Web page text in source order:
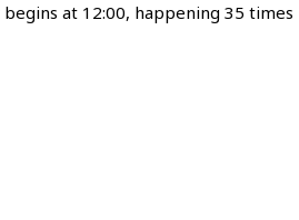
at 12:00, happening 35 times